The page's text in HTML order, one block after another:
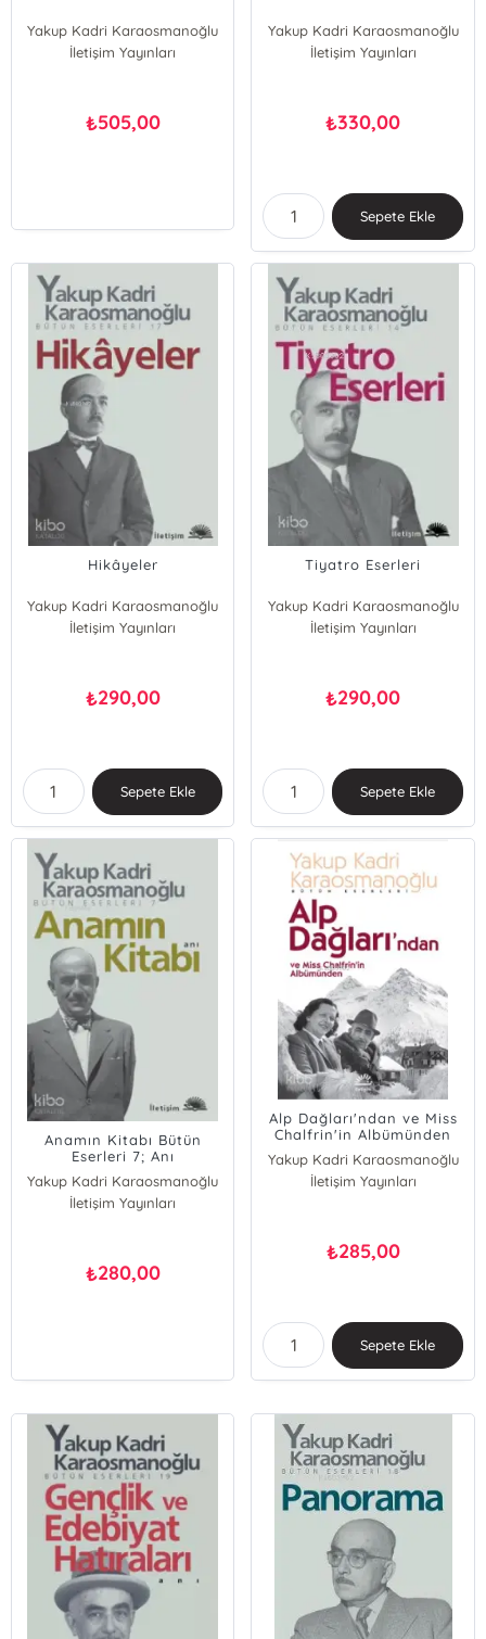
Yakup Kadri Karaosmanoğlu
İletişim Yayınları
₺505,00
Yakup Kadri Karaosmanoğlu
İletişim Yayınları
₺330,00
Sepete Ekle
Hikâyeler
Yakup Kadri Karaosmanoğlu
İletişim Yayınları
₺290,00
Sepete Ekle
Tiyatro Eserleri
Yakup Kadri Karaosmanoğlu
İletişim Yayınları
₺290,00
Sepete Ekle
Anamın Kitabı Bütün
Eserleri 7; Anı
Yakup Kadri Karaosmanoğlu
İletişim Yayınları
₺280,00
Alp Dağları'ndan ve Miss
Chalfrin'in Albümünden
Yakup Kadri Karaosmanoğlu
İletişim Yayınları
₺285,00
Sepete Ekle